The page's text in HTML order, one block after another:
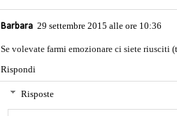
Barbara 29 settembre 2015 alle ore 10:36
Se volevate farmi emozionare ci siete riusciti
Rispondi
Risposte